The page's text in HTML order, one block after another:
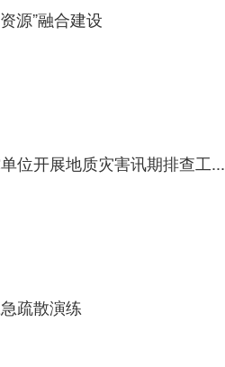
源”融合建设
位开展地质灾害讯期排查工...
疏散演练